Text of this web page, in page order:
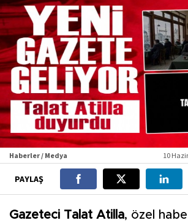
Haberler / Medya 10
PAYLAŞ
Gazeteci Talat Atilla, özel